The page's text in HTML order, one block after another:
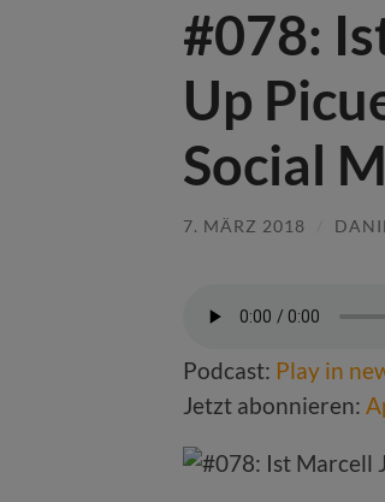
#078:
Up
Social
7. MÄRZ 2018
Podcast: Play in
Jetzt abonnieren: